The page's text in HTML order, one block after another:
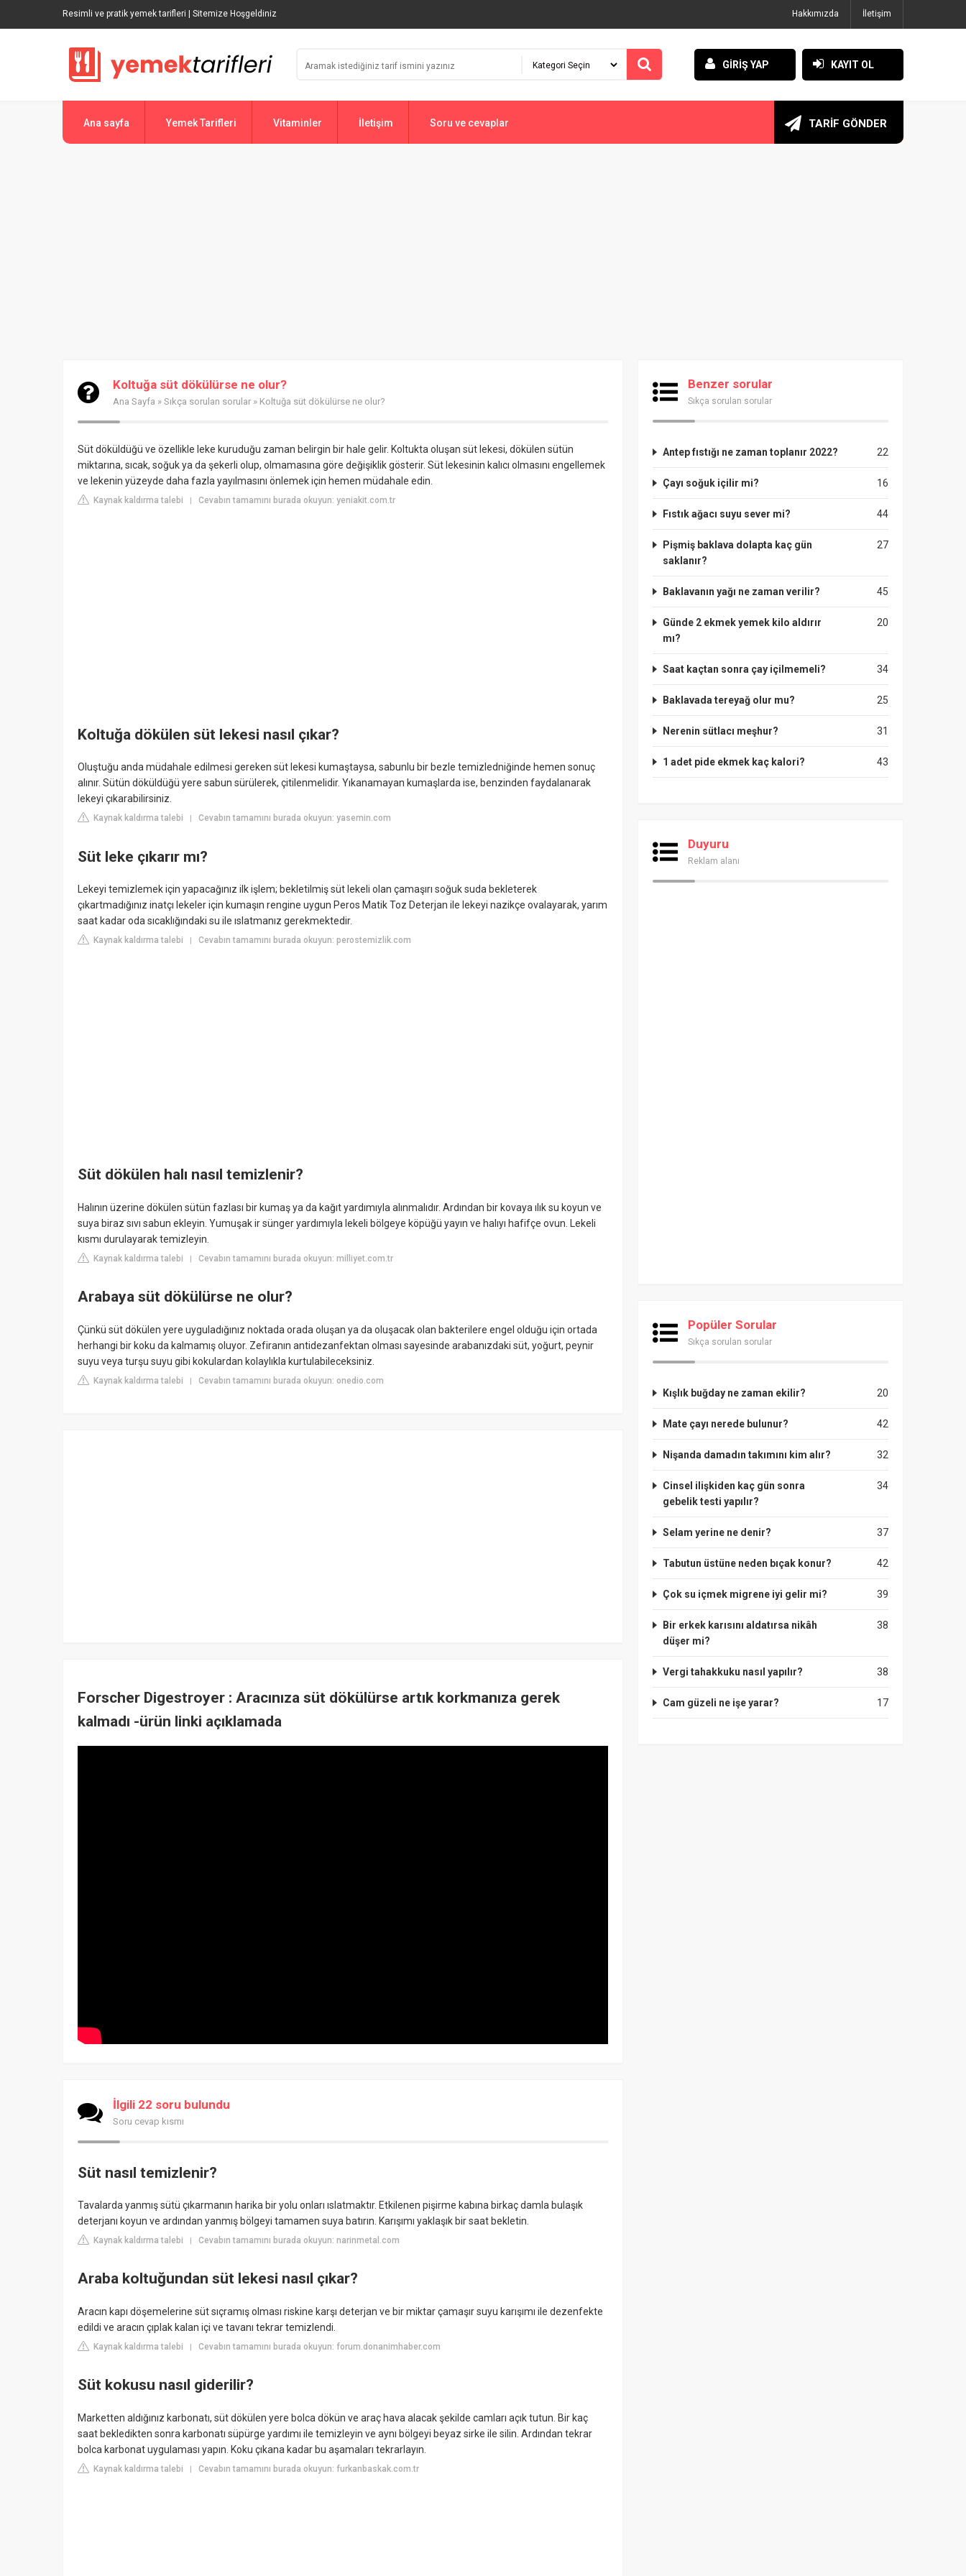
Resimli ve pratik yemek tarifleri | Sitemize Hoşgeldiniz Hakkımızda İletişim
GİRİŞ YAP KAYIT OL
Ana sayfa Yemek Tarifleri Vitaminler İletişim Soru ve cevaplar TARİF GÖNDER
Koltuğa süt dökülürse ne olur?
Ana Sayfa » Sıkça sorulan sorular » Koltuğa süt dökülürse ne olur?
Süt döküldüğü ve özellikle leke kuruduğu zaman belirgin bir hale gelir. Koltukta oluşan süt lekesi, dökülen sütün
miktarına, sıcak, soğuk ya da şekerli olup, olmamasına göre değişiklik gösterir. Süt lekesinin kalıcı olmasını engellemek
ve lekenin yüzeyde daha fazla yayılmasını önlemek için hemen müdahale edin.
Kaynak kaldırma talebi | Cevabın tamamını burada okuyun: yeniakit.com.tr
Koltuğa dökülen süt lekesi nasıl çıkar?
Oluştuğu anda müdahale edilmesi gereken süt lekesi kumaştaysa, sabunlu bir bezle temizledniğinde hemen sonuç
alınır. Sütün döküldüğü yere sabun sürülerek, çitilenmelidir. Yıkanamayan kumaşlarda ise, benzinden faydalanarak
lekeyi çıkarabilirsiniz.
Kaynak kaldırma talebi Cevabın tamamını burada okuyun: yasemin.com
Süt leke çıkarır mı?
Lekeyi temizlemek için yapacağınız ilk işlem; bekletilmiş süt lekeli olan çamaşırı soğuk suda bekleterek
çıkartmadığınız inatçı lekeler için kumaşın rengine uygun Peros Matik Toz Deterjan ile lekeyi nazikçe ovalayarak, yarım
saat kadar oda sıcaklığındaki su ile ıslatmanız gerekmektedir.
Kaynak kaldırma talebi Cevabın tamamını burada okuyun: perostemizlik.com
Süt dökülen halı nasıl temizlenir?
Halının üzerine dökülen sütün fazlası bir kumaş ya da kağıt yardımıyla alınmalıdır. Ardından bir kovaya ılık su koyun ve
suya biraz sıvı sabun ekleyin. Yumuşak ir sünger yardımıyla lekeli bölgeye köpüğü yayın ve halıyı hafifçe ovun. Lekeli
kısmı durulayarak temizleyin.
Kaynak kaldırma talebi | Cevabın tamamını burada okuyun: milliyet.com.tr
Arabaya süt dökülürse ne olur?
Çünkü süt dökülen yere uyguladığınız noktada orada oluşan ya da oluşacak olan bakterilere engel olduğu için ortada
herhangi bir koku da kalmamış oluyor. Zefiranın antidezanfektan olması sayesinde arabanızdaki süt, yoğurt, peynir
suyu veya turşu suyu gibi kokulardan kolaylıkla kurtulabileceksiniz.
Kaynak kaldırma talebi | Cevabın tamamını burada okuyun: onedio.com
Forscher Digestroyer : Aracınıza süt dökülürse artık korkmanıza gerek
kalmadı -ürün linki açıklamada
İlgili 22 soru bulundu
Soru cevap kısmı
Süt nasıl temizlenir?
Tavalarda yanmış sütü çıkarmanın harika bir yolu onları ıslatmaktır. Etkilenen pişirme kabına birkaç damla bulaşık
deterjanı koyun ve ardından yanmış bölgeyi tamamen suya batırın. Karışımı yaklaşık bir saat bekletin.
Kaynak kaldırma talebi | Cevabın tamamını burada okuyun: narinmetal.com
Araba koltuğundan süt lekesi nasıl çıkar?
Aracın kapı döşemelerine süt sıçramış olması riskine karşı deterjan ve bir miktar çamaşır suyu karışımı ile dezenfekte
edildi ve aracın çıplak kalan içi ve tavanı tekrar temizlendi.
Kaynak kaldırma talebi | Cevabın tamamını burada okuyun: forum.donanimhaber.com
Süt kokusu nasıl giderilir?
Marketten aldığınız karbonatı, süt dökülen yere bolca dökün ve araç hava alacak şekilde camları açık tutun. Bir kaç
saat bekledikten sonra karbonatı süpürge yardımı ile temizleyin ve aynı bölgeyi beyaz sirke ile silin. Ardından tekrar
bolca karbonat uygulaması yapın. Koku çıkana kadar bu aşamaları tekrarlayın.
Kaynak kaldırma talebi | Cevabın tamamını burada okuyun: furkanbaskak.com.tr
Benzer sorular
Sıkça sorulan sorular
22
Antep fıstığı ne zaman toplanır 2022?
16
Çayı soğuk içilir mi?
44
Fıstık ağacı suyu sever mi?
27
Pişmiş baklava dolapta kaç gün
saklanır?
45
Baklavanın yağı ne zaman verilir?
20
Günde 2 ekmek yemek kilo aldırır
mı?
34
Saat kaçtan sonra çay içilmemeli?
25
Baklavada tereyağ olur mu?
31
Nerenin sütlacı meşhur?
43
1 adet pide ekmek kaç kalori?
Duyuru
Reklam alanı
Popüler Sorular
Sıkça sorulan sorular
20
Kışlık buğday ne zaman ekilir?
42
Mate çayı nerede bulunur?
32
Nişanda damadın takımını kim alır?
34
Cinsel ilişkiden kaç gün sonra
gebelik testi yapılır?
37
Selam yerine ne denir?
42
Tabutun üstüne neden bıçak konur?
39
Çok su içmek migrene iyi gelir mi?
38
Bir erkek karısını aldatırsa nikâh
düşer mi?
38
Vergi tahakkuku nasıl yapılır?
17
Cam güzeli ne işe yarar?